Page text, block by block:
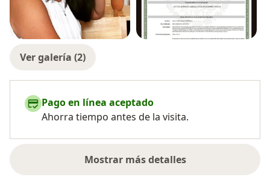
Ver galería (2)
Pago en línea aceptado
Ahorra tiempo antes de la visita.
Mostrar más detalles
sobre la experiencia